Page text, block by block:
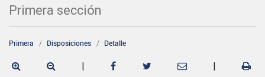
Primera sección
Primera Disposiciones Detalle
| |